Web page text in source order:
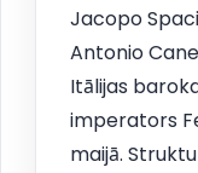
Jacopo
Antonio
Itālijas
imperators
maijā.